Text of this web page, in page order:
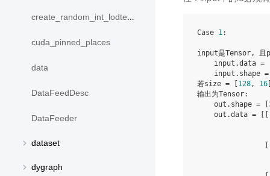
create_random_int_lodtensor
cuda_pinned_places
data
DataFeedDesc
DataFeeder
dataset
dygraph
Case 1:
input是Tensor,
input.data =
input.shape
若size = [ 128, 16
输出为Tensor:
    out.shape = [
out.data =